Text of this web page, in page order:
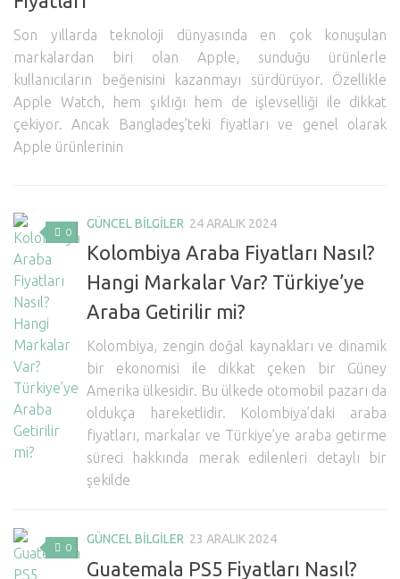
TV-Film
Nasıl Yapılır?
Oto Haberler
Son yıllarda teknoloji dünyasında en çok konuşulan
markalardan biri olan Apple, sunduğu ürünlerle
kullanıcıların beğenisini kazanmayı sürdürüyor. Özellikle
Apple Watch, hem şıklığı hem de işlevselliği ile dikkat
çekiyor. Ancak Bangladeş’teki fiyatları ve genel olarak
Apple ürünlerinin
0
GÜNCEL BİLGİLER 24 ARALIK 2024
Kolombiya Araba Fiyatları Nasıl?
Hangi Markalar Var? Türkiye’ye
Araba Getirilir mi?
Kolombiya, zengin doğal kaynakları ve dinamik
bir ekonomisi ile dikkat çeken bir Güney
Amerika ülkesidir. Bu ülkede otomobil pazarı da
oldukça hareketlidir. Kolombiya’daki araba
fiyatları, markalar ve Türkiye’ye araba getirme
süreci hakkında merak edilenleri detaylı bir
şekilde
0
GÜNCEL BİLGİLER 23 ARALIK 2024
Guatemala PS5 Fiyatları Nasıl?